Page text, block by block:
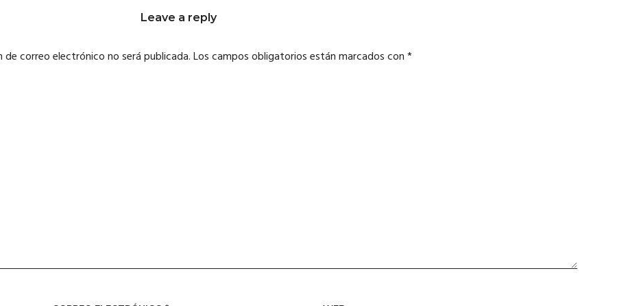
Leave a reply
de correo electrónico no será publicada.Los campos obligatorios están marcados con*